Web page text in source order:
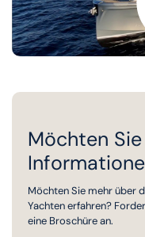
Möchten
Möchten Sie mehr über
Yachten erfahren?
eine Broschüre an.